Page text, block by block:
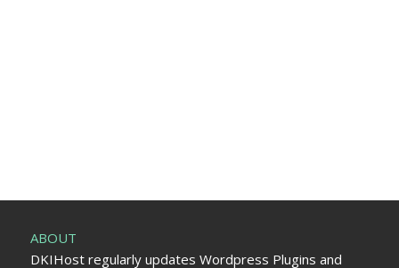
ABOUT
DKIHost regularly updates Wordpress Plugins and